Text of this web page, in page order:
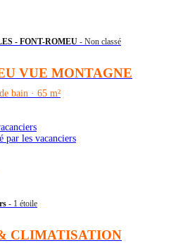
- FONT-ROMEU - Non classé
VUE MONTAGNE
bain · 65 m²
par les vacanciers
- 1 étoile
CLIMATISATION